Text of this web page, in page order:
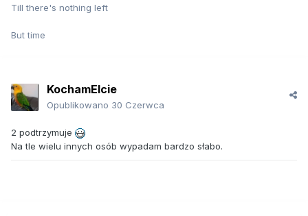
Till there's nothing left
But time
KochamElcie
Opublikowano 30 Czerwca
2 podtrzymuje
Na tle wielu innych osób wypadam bardzo słabo.